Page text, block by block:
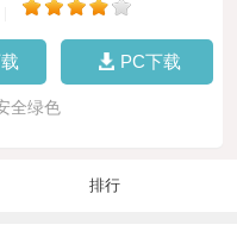
PC下载
全绿色
排行